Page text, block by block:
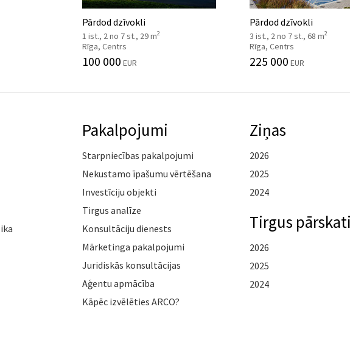
Pārdod dzīvokli
1 ist., 2 no 7 st., 29 m2
Rīga, Centrs
100 000 EUR
Pārdod dzīvokli
3 ist., 2 no 7 st., 68 m2
Rīga, Centrs
225 000 EUR
Pakalpojumi
Starpniecības pakalpojumi
Nekustamo īpašumu vērtēšana
Investīciju objekti
Tirgus analīze
Konsultāciju dienests
Mārketinga pakalpojumi
Juridiskās konsultācijas
Aģentu apmācība
Kāpēc izvēlēties ARCO?
Ziņas
2026
2025
2024
Tirgus pārskati
2026
2025
2024